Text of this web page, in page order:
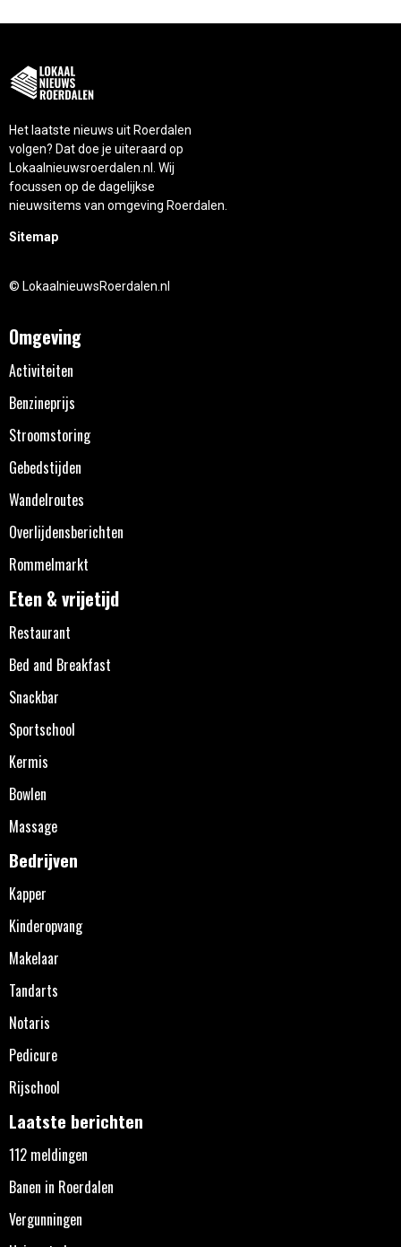
Het laatste nieuws uit Roerdalen
volgen? Dat doe je uiteraard op
Lokaalnieuwsroerdalen.nl. Wij
focussen op de dagelijkse
nieuwsitems van omgeving Roerdalen.
Sitemap
© LokaalnieuwsRoerdalen.nl
Omgeving
Activiteiten
Benzineprijs
Stroomstoring
Gebedstijden
Wandelroutes
Overlijdensberichten
Rommelmarkt
Eten & vrijetijd
Restaurant
Bed and Breakfast
Snackbar
Sportschool
Kermis
Bowlen
Massage
Bedrijven
Kapper
Kinderopvang
Makelaar
Tandarts
Notaris
Pedicure
Rijschool
Laatste berichten
112 meldingen
Banen in Roerdalen
Vergunningen